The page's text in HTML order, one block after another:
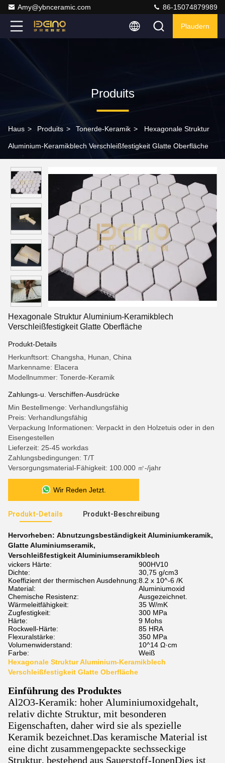
Amy@ybnceramic.com 86-15074879989
Plaudern
Produits
Haus > Produits > Tonerde-Keramik > Hexagonale Struktur
Aluminium-Keramikblech Verschleißfestigkeit Glatte Oberfläche
Hexagonale Struktur Aluminium-Keramikblech
Verschleißfestigkeit Glatte Oberfläche
Produkt-Details
Herkunftsort: Changsha, Hunan, China
Markenname: Elacera
Modellnummer: Tonerde-Keramik
Zahlungs-u. Verschiffen-Ausdrücke
Min Bestellmenge: Verhandlungsfähig
Preis: Verhandlungsfähig
Verpackung Informationen: Verpackt in den Holzetuis oder in den
Eisengestellen
Lieferzeit: 25-45 workdas
Zahlungsbedingungen: T/T
Versorgungsmaterial-Fähigkeit: 100.000 ㎡-/jahr
Wir Reden Jetzt.
Produkt-Details Produkt-Beschreibung
Hervorheben: Abnutzungsbeständigkeit Aluminiumkeramik,
Glatte Aluminiumseramik,
Verschleißfestigkeit Aluminiumseramikblech
vickers Härte:
900HV10
Dichte:
30,75 g/cm3
Koeffizient der thermischen Ausdehnung:8.2 x 10^-6 /K
Material:
Aluminiumoxid
Chemische Resistenz:
Ausgezeichnet.
Wärmeleitfähigkeit:
35 W/mK
Zugfestigkeit:
300 MPa
Härte:
9 Mohs
Rockwell-Härte:
85 HRA
Flexuralstärke:
350 MPa
Volumenwiderstand:
10^14 Ω·cm
Farbe:
Weiß
Hexagonale Struktur Aluminium-Keramikblech
Verschleißfestigkeit Glatte Oberfläche
Einführung des Produktes
Al2O3-Keramik: hoher Aluminiumoxidgehalt,
relativ dichte Struktur, mit besonderen
Eigenschaften, daher wird sie als spezielle
Keramik bezeichnet.Das keramische Material ist
eine dicht zusammengepackte sechsseckige
Struktur, bestehend aus Sauerstoff-IonenDies ist